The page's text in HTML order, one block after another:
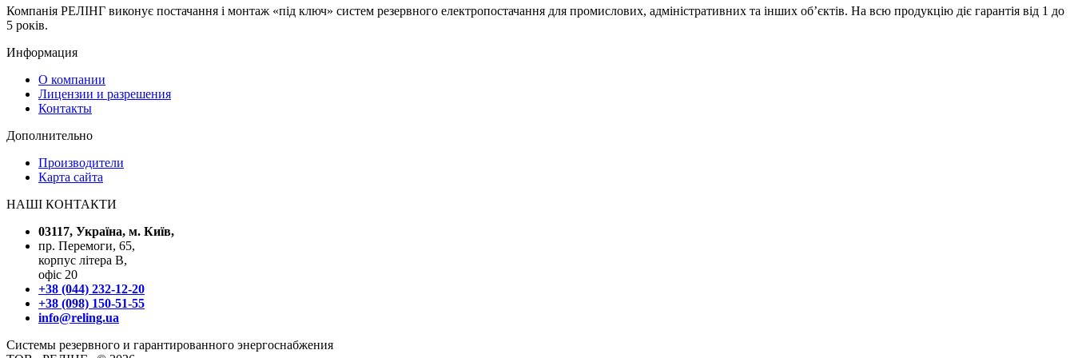
Компанія РЕЛІНГ виконує постачання і монтаж «під ключ» систем резервного електропостачання для промислових, адміністративних та інших об’єктів. На всю продукцію діє гарантія від 1 до
5 років.
Информация
О компании
Лицензии и разрешения
Контакты
Дополнительно
Производители
Карта сайта
НАШІ КОНТАКТИ
03117, Україна, м. Київ,
пр. Перемоги, 65,
корпус літера В,
офіс 20
+38 (044) 232-12-20
+38 (098) 150-51-55
info@reling.ua
Системы резервного и гарантированного энергоснабжения